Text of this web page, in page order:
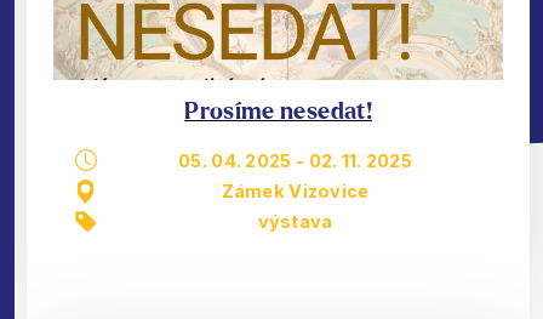
Prosíme nesedat!
05. 04. 2025 - 02. 11. 2025
Zámek Vizovice
výstava